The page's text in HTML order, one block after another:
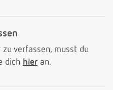
verfassen, musst du
dich hier an.